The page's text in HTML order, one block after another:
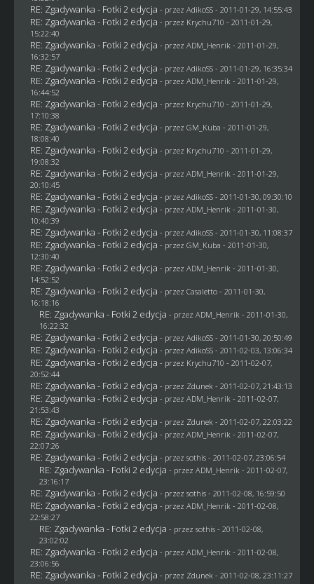
RE: Zgadywanka - Fotki 2 edycja - przez AdikoSS - 2011-01-29, 14:55:43
RE: Zgadywanka - Fotki 2 edycja - przez Krychu710 - 2011-01-29,
15:22:40
RE: Zgadywanka - Fotki 2 edycja - przez ADM_Henrik - 2011-01-29,
16:32:57
RE: Zgadywanka - Fotki 2 edycja - przez AdikoSS - 2011-01-29, 16:35:34
RE: Zgadywanka - Fotki 2 edycja - przez ADM_Henrik - 2011-01-29,
16:44:52
RE: Zgadywanka - Fotki 2 edycja - przez Krychu710 - 2011-01-29,
17:10:38
RE: Zgadywanka - Fotki 2 edycja - przez GM_Kuba - 2011-01-29,
18:08:40
RE: Zgadywanka - Fotki 2 edycja - przez Krychu710 - 2011-01-29,
19:08:32
RE: Zgadywanka - Fotki 2 edycja - przez ADM_Henrik - 2011-01-29,
20:10:45
RE: Zgadywanka - Fotki 2 edycja - przez AdikoSS - 2011-01-30, 09:30:10
RE: Zgadywanka - Fotki 2 edycja - przez ADM_Henrik - 2011-01-30,
10:40:39
RE: Zgadywanka - Fotki 2 edycja - przez AdikoSS - 2011-01-30, 11:08:37
RE: Zgadywanka - Fotki 2 edycja - przez GM_Kuba - 2011-01-30,
12:30:40
RE: Zgadywanka - Fotki 2 edycja - przez ADM_Henrik - 2011-01-30,
14:52:52
RE: Zgadywanka - Fotki 2 edycja - przez Casaletto- 2011-01-30,
16:18:16
RE: Zgadywanka - Fotki 2 edycja - przez ADM_Henrik - 2011-01-30,
16:22:32
RE: Zgadywanka - Fotki 2 edycja - przez AdikoSS - 2011-01-30, 20:50:49
RE: Zgadywanka - Fotki 2 edycja - przez AdikoSS - 2011-02-03, 13:06:34
RE: Zgadywanka - Fotki 2 edycja - przez Krychu710 - 2011-02-07,
20:52:44
RE: Zgadywanka - Fotki 2 edycja - przez Zdunek - 2011-02-07, 21:43:13
RE: Zgadywanka - Fotki 2 edycja - przez ADM_Henrik - 2011-02-07,
21:53:43
RE: Zgadywanka - Fotki 2 edycja - przez Zdunek - 2011-02-07, 22:03:22
RE: Zgadywanka - Fotki 2 edycja - przez ADM_Henrik - 2011-02-07,
22:07:26
RE: Zgadywanka - Fotki 2 edycja - przez sothis- 2011-02-07, 23:06:54
RE: Zgadywanka - Fotki 2 edycja - przez ADM_Henrik - 2011-02-07,
23:16:17
RE: Zgadywanka - Fotki 2 edycja - przez sothis- 2011-02-08, 16:59:50
RE: Zgadywanka - Fotki 2 edycja - przez ADM_Henrik - 2011-02-08,
22:58:27
RE: Zgadywanka - Fotki 2 edycja - przez sothis- 2011-02-08,
23:02:02
RE: Zgadywanka - Fotki 2 edycja - przez ADM_Henrik - 2011-02-08,
23:06:56
RE: Zgadywanka - Fotki 2 edycja - przez Zdunek - 2011-02-08, 23:11:27